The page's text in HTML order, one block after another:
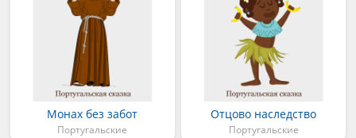
Монах без забот
Португальские
Отцово наследство
Португальские